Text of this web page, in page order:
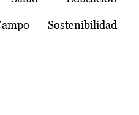
Sostenibilidad